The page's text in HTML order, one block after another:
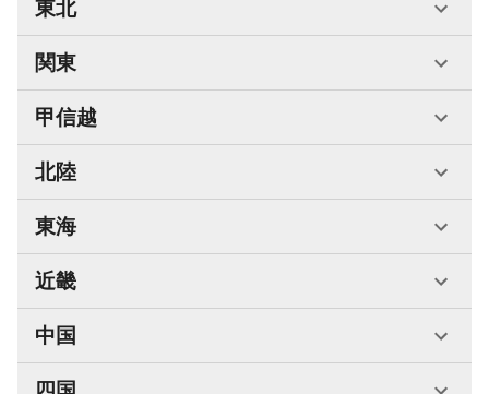
東北
関東
甲信越
北陸
東海
近畿
中国